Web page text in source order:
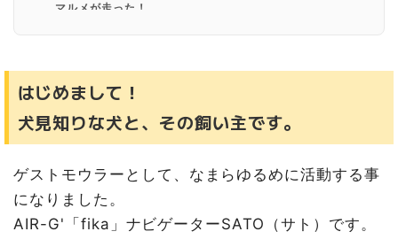
マルメが走った！
はじめまして！
犬見知りな犬と、その飼い主です。
ゲストモウラーとして、なまらゆるめに活動する事
になりました。
AIR-G'「fika」ナビゲーターSATO（サト）です。